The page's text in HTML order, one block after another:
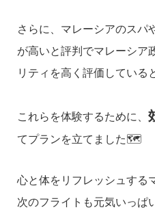
さらに、マレーシアのスパ
が高いと評判でマレーシア
リティを高く評価している
これらを体験するために、
てプランを立てました🗺️
心と体をリフレッシュする
次のフライトも元気いっぱ